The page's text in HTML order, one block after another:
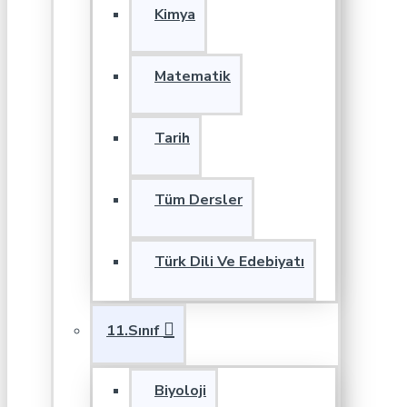
Kimya
Matematik
Tarih
Tüm Dersler
Türk Dili Ve Edebiyatı
11.Sınıf
Biyoloji